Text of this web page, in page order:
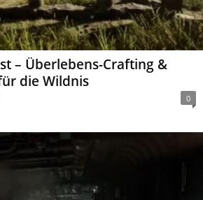
– Überlebens-Crafting &
die Wildnis
0